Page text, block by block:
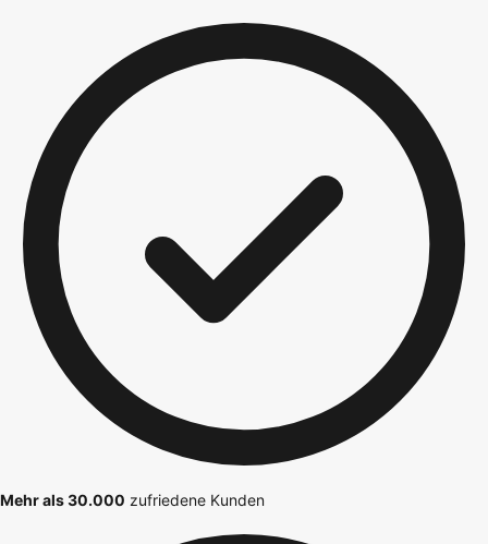
Mehr als 30.000 zufriedene Kunden